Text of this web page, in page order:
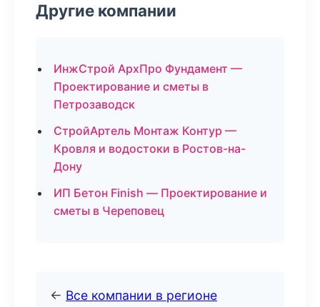
Другие компании
ИнжСтрой АрхПро Фундамент —
Проектирование и сметы в
Петрозаводск
СтройАртель Монтаж Контур —
Кровля и водостоки в Ростов-на-
Дону
ИП Бетон Finish — Проектирование и
сметы в Череповец
← Все компании в регионе